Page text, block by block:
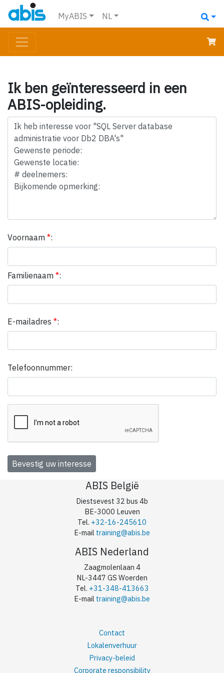
MyABIS NL
Ik ben geïnteresseerd in een
ABIS-opleiding.
Voornaam *:
Familienaam *:
E-mailadres *:
Telefoonnummer:
ABIS België
Diestsevest 32 bus 4b
BE-3000 Leuven
Tel. +32-16-245610
E-mail training@abis.be
ABIS Nederland
Zaagmolenlaan 4
NL-3447 GS Woerden
Tel. +31-348-413663
E-mail training@abis.be
Contact
Lokalenverhuur
Privacy-beleid
Corporate responsibility